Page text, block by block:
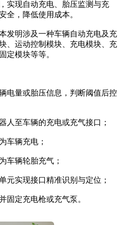
实现自动充电、胎压监测与充
全，降低使用成本。
明涉及一种车辆自动充电及充
、运动控制模块、充电模块、充
定模块等等。
量或胎压信息，判断阈值后控
至车辆的充电或充气接口；
辆充电；
辆轮胎充气；
实现接口精准识别与定位；
定充电枪或充气泵。